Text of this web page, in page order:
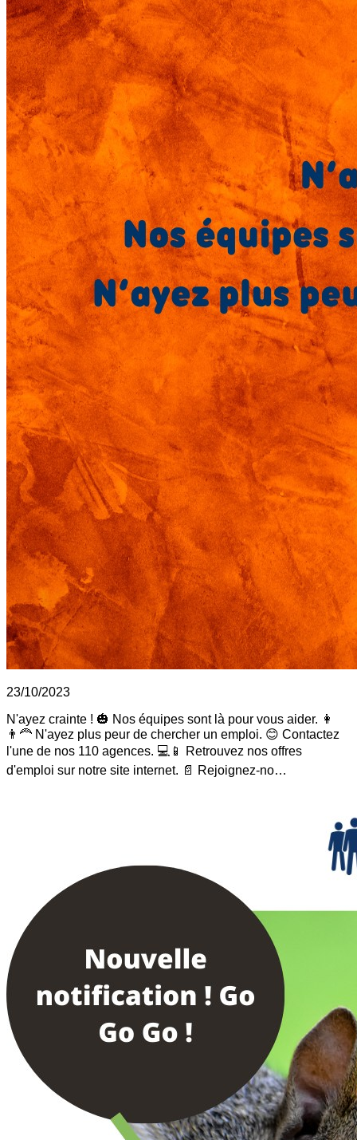
23/10/2023
N'ayez crainte ! 🎃 Nos équipes sont là pour vous aider. 👩
👨‍🦰 N'ayez plus peur de chercher un emploi. 😊 Contactez
l'une de nos 110 agences. 💻📱 Retrouvez nos offres
d'emploi sur notre site internet. 📄 Rejoignez-no…